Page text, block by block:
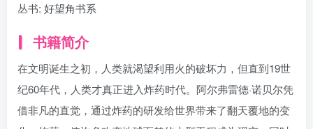
丛书: 好望角书系
书籍简介
在文明诞生之初，人类就渴望利用火的破坏力，但直到19世
纪60年代，人类才真正进入炸药时代。阿尔弗雷德·诺贝尔凭
借非凡的直觉，通过炸药的研发给世界带来了翻天覆地的变